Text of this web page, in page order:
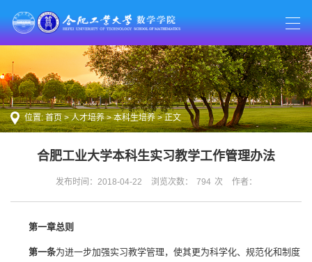
位置:首页>人才培养>本科生培养> 正文
合肥工业大学本科生实习教学工作管理办法
发布时间：2018-04-22 浏览次数： 794 次 作者：
第一章总则
第一条为进一步加强实习教学管理，使其更为科学化、规范化和制度